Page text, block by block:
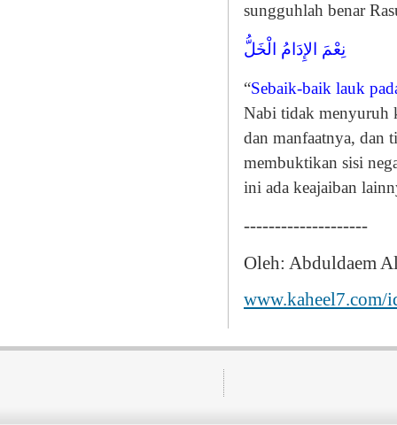
sungguhlah benar
نِعْمَ الإِدَامُ الْخَلُّ
“Sebaik-baik lauk
Nabi tidak menyuruh
dan manfaatnya, dan
membuktikan sisi
ini ada keajaiban
--------------------
Oleh: Abduldaem
www.kaheel7.com/